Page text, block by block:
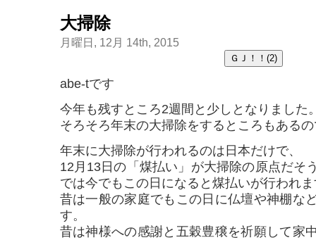
大掃除
月曜日, 12月 14th, 2015
abe-tです
今年も残すところ2週間と少しとなりました
そろそろ年末の大掃除をするところもある
年末に大掃除が行われるのは日本だけで、
12月13日の「煤払い」が大掃除の原点だそ
では今でもこの日になると煤払いが行われ
昔は一般の家庭でもこの日に仏壇や神棚な
す。
昔は神様への感謝と五穀豊穣を祈願して家